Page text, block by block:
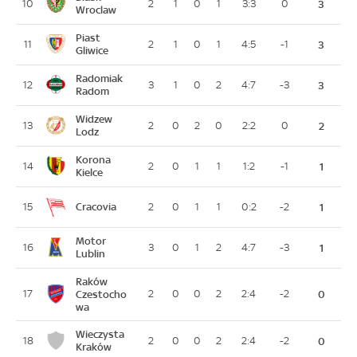
10
Wroclaw
2 1 0 1 3:3 0 3
11
Piast
Gliwice
2 1 0 1 4:5 -1 3
12
Radomiak
Radom
3 1 0 2 4:7 -3 3
13
Widzew
Lodz
2 0 2 0 2:2 0 2
14
Korona
Kielce
2 0 1 1 1:2 -1 1
15 Cracovia 2 0 1 1 0:2 -2 1
16
Motor
Lublin
3 0 1 2 4:7 -3 1
17
Raków
Czestocho
wa
2 0 0 2 2:4 -2 0
18
Wieczysta
Kraków
2 0 0 2 2:4 -2 0